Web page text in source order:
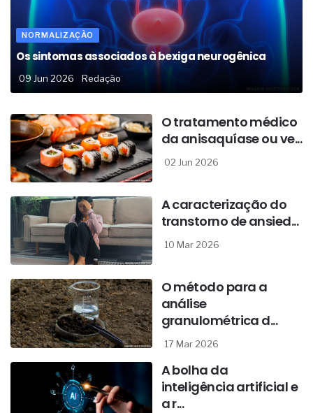
NORMALIZAÇÃO
Os sintomas associados à bexiga neurogênica
09 Jun 2026 Redação
O tratamento médico
da anisaquíase ou ve...
02 Jun 2026
A caracterização do
transtorno de ansied...
10 Mar 2026
O método para a
análise
granulométrica d...
17 Mar 2026
A bolha da
inteligência artificial e
a r...